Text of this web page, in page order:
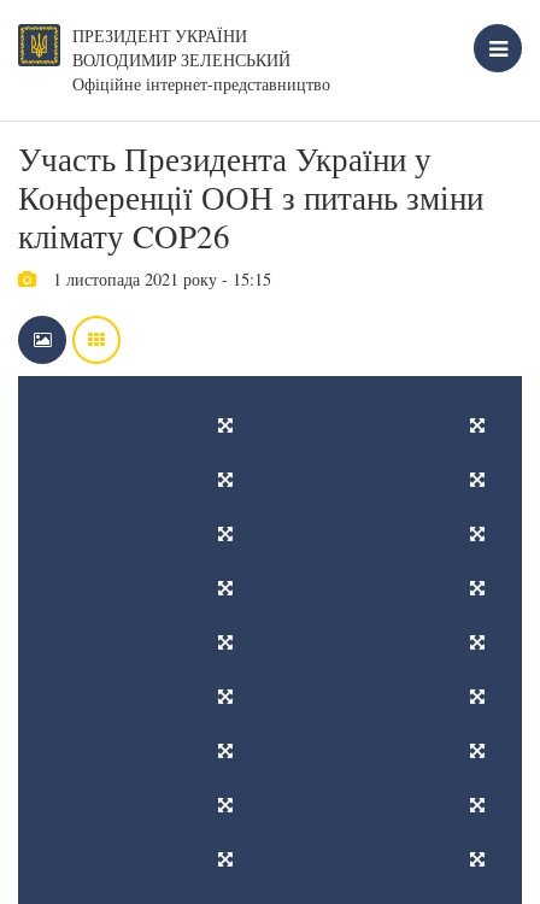
ПРЕЗИДЕНТ УКРАЇНИ
ВОЛОДИМИР ЗЕЛЕНСЬКИЙ
Офіційне інтернет-представництво
Участь Президента України у
Конференції ООН з питань зміни
клімату COP26
1 листопада 2021 року - 15:15